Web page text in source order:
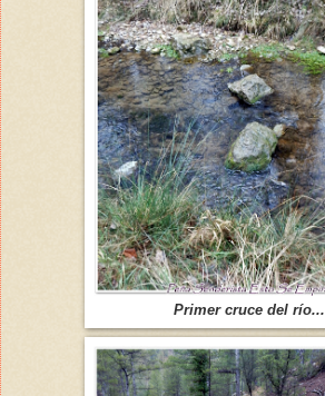
Primer cruce del río...